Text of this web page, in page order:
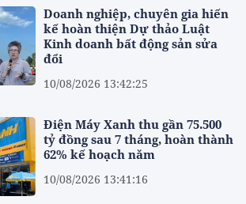
Doanh nghiệp, chuyên gia hiến
kế hoàn thiện Dự thảo Luật
Kinh doanh bất động sản sửa
đổi
10/08/2026 13:42:25
Điện Máy Xanh thu gần 75.500
tỷ đồng sau 7 tháng, hoàn thành
62% kế hoạch năm
10/08/2026 13:41:16